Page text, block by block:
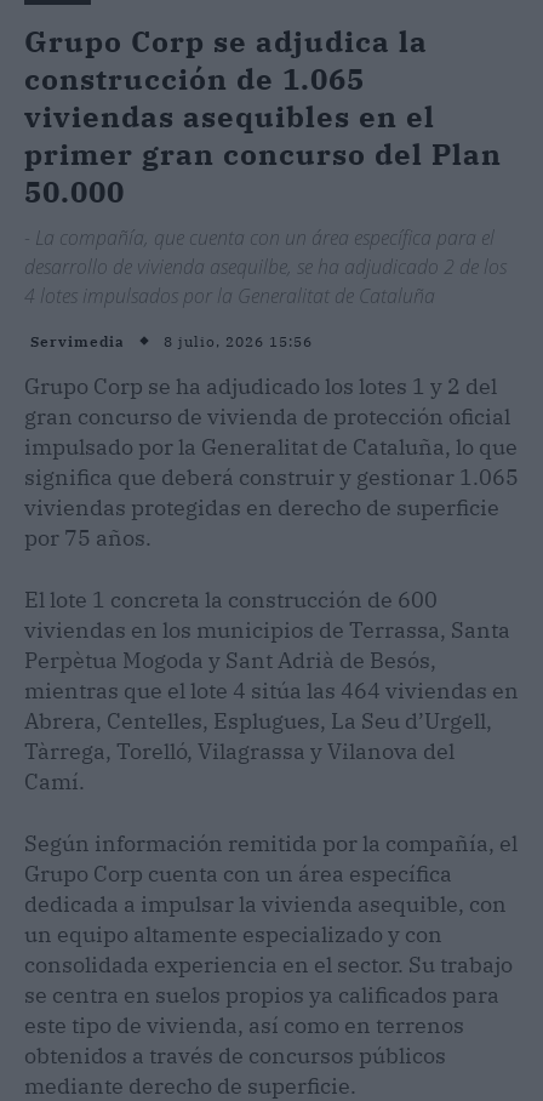
Grupo Corp se adjudica la
construcción de 1.065
viviendas asequibles en el
primer gran concurso del Plan
50.000
- La compañía, que cuenta con un área específica para el
desarrollo de vivienda asequilbe, se ha adjudicado 2 de los
4 lotes impulsados por la Generalitat de Cataluña
Servimedia 8 julio, 2026 15:56
Grupo Corp se ha adjudicado los lotes 1 y 2 del
gran concurso de vivienda de protección oficial
impulsado por la Generalitat de Cataluña, lo que
significa que deberá construir y gestionar 1.065
viviendas protegidas en derecho de superficie
por 75 años.
El lote 1 concreta la construcción de 600
viviendas en los municipios de Terrassa, Santa
Perpètua Mogoda y Sant Adrià de Besós,
mientras que el lote 4 sitúa las 464 viviendas en
Abrera, Centelles, Esplugues, La Seu d’Urgell,
Tàrrega, Torelló, Vilagrassa y Vilanova del
Camí.
Según información remitida por la compañía, el
Grupo Corp cuenta con un área específica
dedicada a impulsar la vivienda asequible, con
un equipo altamente especializado y con
consolidada experiencia en el sector. Su trabajo
se centra en suelos propios ya calificados para
este tipo de vivienda, así como en terrenos
obtenidos a través de concursos públicos
mediante derecho de superficie.